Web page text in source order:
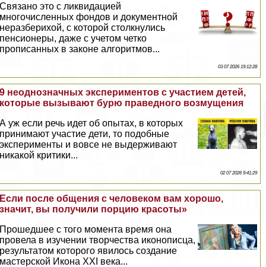
Связано это с ликвидацией
многочисленных фондов и документной
неразберихой, с которой столкнулись
пенсионеры, даже с учетом четко
прописанных в законе алгоритмов...
03 07 2026 19:12:28
9 неоднозначных экспериментов с участием детей,
которые вызывают бурю праведного возмущения
А уж если речь идет об опытах, в которых
принимают участие дети, то подобные
эксперименты и вовсе не выдерживают
никакой критики...
02 07 2026 9:41:29
Если после общения с человеком вам хорошо,
значит, вы получили порцию красоты»
Прошедшее с того момента время она
провела в изучении творчества иконописца,
результатом которого явилось создание
мастерской Икона XXI века...